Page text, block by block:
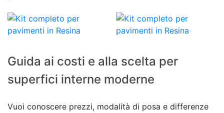
Guida ai costi e alla scelta per
superfici interne moderne
Vuoi conoscere prezzi, modalità di posa e differenze